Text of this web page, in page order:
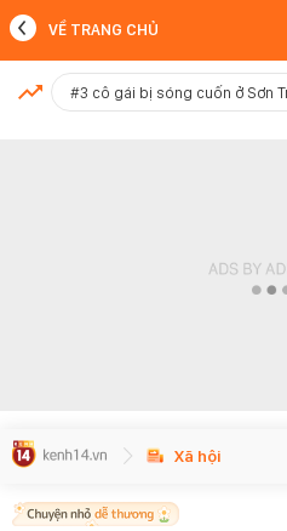
MỚI NHẤT
VỀ TRANG CHỦ
#3 cô gái bị sóng cuốn ở Sơn
Xã hội